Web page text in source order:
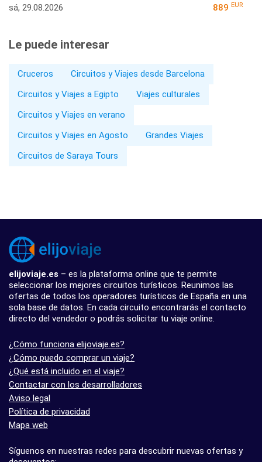
sá, 29.08.2026 889 EUR
Le puede interesar
Cruceros
Circuitos y Viajes desde Barcelona
Circuitos y Viajes a Egipto
Viajes culturales
Circuitos y Viajes en verano
Circuitos y Viajes en Agosto
Grandes Viajes
Circuitos de Saraya Tours
elijoviaje.es – es la plataforma online que te permite
seleccionar los mejores circuitos turísticos. Reunimos las
ofertas de todos los operadores turísticos de España en una
sola base de datos. En cada circuito encontrarás el contacto
directo del vendedor o podrás solicitar tu viaje online.
¿Cómo funciona elijoviaje.es?
¿Cómo puedo comprar un viaje?
¿Qué está incluido en el viaje?
Contactar con los desarrolladores
Aviso legal
Política de privacidad
Mapa web
Síguenos en nuestras redes para descubrir nuevas ofertas y